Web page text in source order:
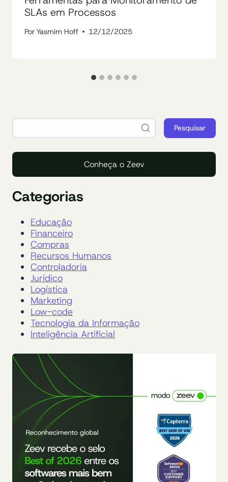
SLAs em Processos
Por Yasmim Hoff 12/12/2025
Pesquisar
Conheça o Zeev
Categorias
Educação
Financeiro
Compras
Recursos Humanos
Controladoria
Jurídico
Logística
Marketing
Low-code
Tecnologia da Informação
Inteligência Artificial